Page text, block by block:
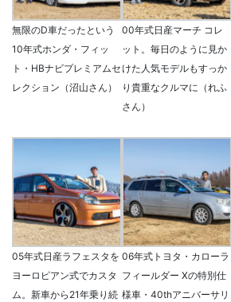
無限のD車だったという
10年式ホンダ・フィッ
ト・HBナビプレミアムセ
レクション（沼山さん）
00年式日産マーチ コレ
ット。毎日のように見か
けた人気モデルもすっか
り貴重なクルマに（れふ
さん）
05年式日産ラフェスタを
ヨーロピアン式でカスタ
ム。新車から21年乗り続
06年式トヨタ・カローラ
フィールダー Xの特別仕
様車・40thアニバーサリ